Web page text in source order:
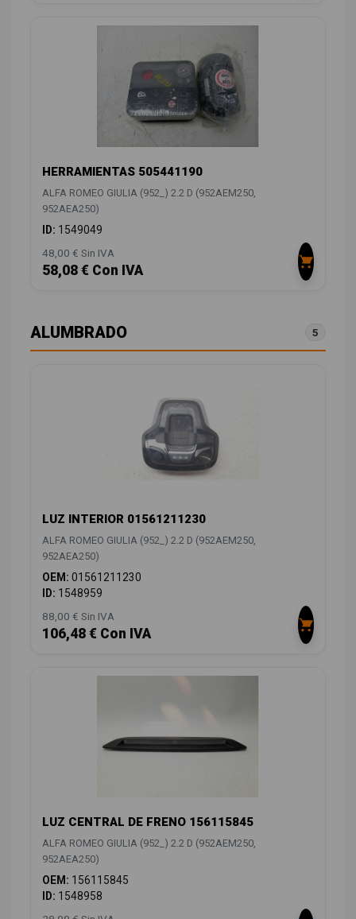
HERRAMIENTAS 505441190
ALFA ROMEO GIULIA (952_) 2.2 D (952AEM250,
952AEA250)
ID: 1549049
48,00 € Sin IVA
58,08 € Con IVA
ALUMBRADO 5
LUZ INTERIOR 01561211230
ALFA ROMEO GIULIA (952_) 2.2 D (952AEM250,
952AEA250)
OEM: 01561211230
ID: 1548959
88,00 € Sin IVA
106,48 € Con IVA
LUZ CENTRAL DE FRENO 156115845
ALFA ROMEO GIULIA (952_) 2.2 D (952AEM250,
952AEA250)
OEM: 156115845
ID: 1548958